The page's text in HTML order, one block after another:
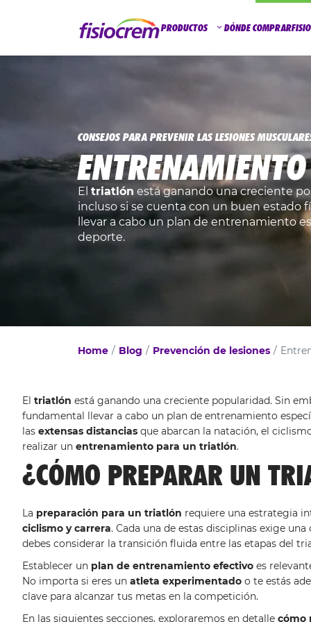
PRODUCTOS DÓNDE COMPRAR
CONSEJOS PARA PREVENIR LAS LESIONES
El triatlón está ganando una creciente
incluso si se cuenta con un buen estado
llevar a cabo un plan de entrenamiento
deporte.
Home Blog Prevención de lesiones
El triatlón está ganando una creciente popularidad. Sin
fundamental llevar a cabo un plan de entrenamiento
las extensas distancias que abarcan la natación, el
realizar un entrenamiento para un triatlón.
¿CÓMO PREPARAR UN
La preparación para un triatlón requiere una estrategia
ciclismo y carrera. Cada una de estas disciplinas exige
debes considerar la transición fluida entre las etapas del
Establecer un plan de entrenamiento efectivo es
No importa si eres un atleta experimentado o te estás
clave para alcanzar tus metas en la competición.
En las siguientes secciones, exploraremos en detalle cómo